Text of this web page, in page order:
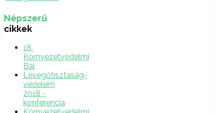
Népszerű
cikkek
18.
Környezetvédelmi
Bál
Levegőtisztaság-
védelem
2018 -
konferencia